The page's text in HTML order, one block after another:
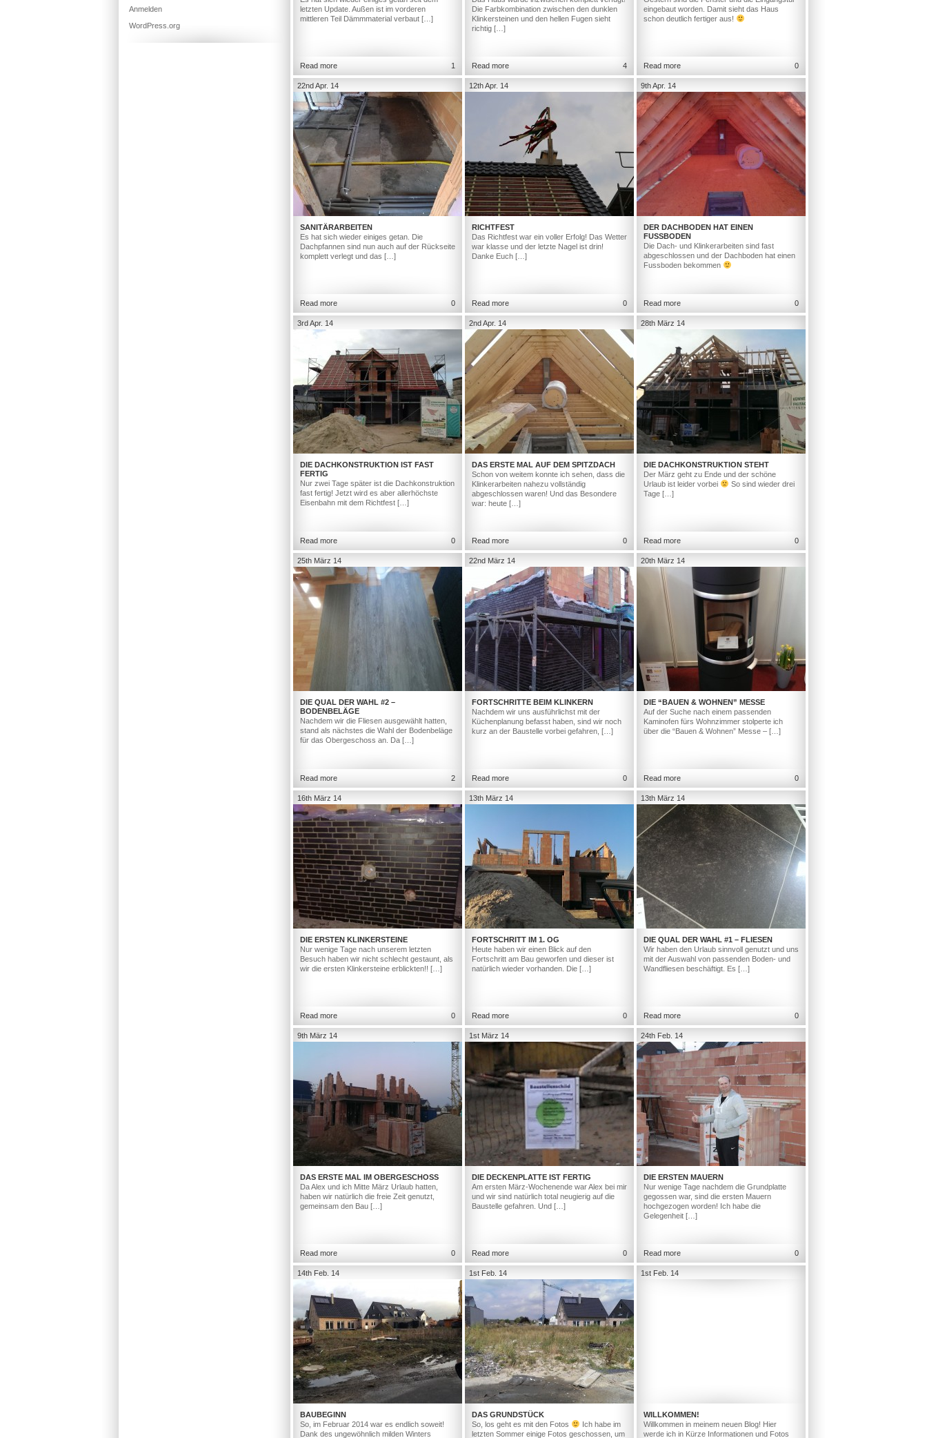
letzten Update. Außen ist im vorderen
mittleren Teil Dämmmaterial verbaut […]
Read more 1
Die Farbkombination zwischen den dunklen
Klinkersteinen und den hellen Fugen sieht
richtig […]
Read more 4
eingebaut worden. Damit sieht das Haus
schon deutlich fertiger aus!
Read more 0
22nd Apr. 14
SANITÄRARBEITEN
Es hat sich wieder einiges getan. Die
Dachpfannen sind nun auch auf der Rückseite
komplett verlegt und das […]
Read more 0
12th Apr. 14
RICHTFEST
Das Richtfest war ein voller Erfolg! Das Wetter
war klasse und der letzte Nagel ist drin!
Danke Euch […]
Read more 0
9th Apr. 14
DER DACHBODEN HAT EINEN
FUSSBODEN
Die Dach- und Klinkerarbeiten sind fast
abgeschlossen und der Dachboden hat einen
Fussboden bekommen
Read more 0
3rd Apr. 14
DIE DACHKONSTRUKTION IST FAST
FERTIG
Nur zwei Tage später ist die Dachkonstruktion
fast fertig! Jetzt wird es aber allerhöchste
Eisenbahn mit dem Richtfest […]
Read more 0
2nd Apr. 14
DAS ERSTE MAL AUF DEM SPITZDACH
Schon von weitem konnte ich sehen, dass die
Klinkerarbeiten nahezu vollständig
abgeschlossen waren! Und das Besondere
war: heute […]
Read more 0
28th März 14
DIE DACHKONSTRUKTION STEHT
Der März geht zu Ende und der schöne
Urlaub ist leider vorbei
So sind wieder drei
Tage […]
Read more 0
25th März 14
DIE QUAL DER WAHL #2 –
BODENBELÄGE
Nachdem wir die Fliesen ausgewählt hatten,
stand als nächstes die Wahl der Bodenbeläge
für das Obergeschoss an. Da […]
Read more 2
22nd März 14
FORTSCHRITTE BEIM KLINKERN
Nachdem wir uns ausführlichst mit der
Küchenplanung befasst haben, sind wir noch
kurz an der Baustelle vorbei gefahren, […]
Read more 0
20th März 14
DIE “BAUEN & WOHNEN” MESSE
Auf der Suche nach einem passenden
Kaminofen fürs Wohnzimmer stolperte ich
über die “Bauen & Wohnen” Messe – […]
Read more 0
16th März 14
DIE ERSTEN KLINKERSTEINE
Nur wenige Tage nach unserem letzten
Besuch haben wir nicht schlecht gestaunt, als
wir die ersten Klinkersteine erblickten!! […]
Read more 0
13th März 14
FORTSCHRITT IM 1. OG
Heute haben wir einen Blick auf den
Fortschritt am Bau geworfen und dieser ist
natürlich wieder vorhanden. Die […]
Read more 0
13th März 14
DIE QUAL DER WAHL #1 – FLIESEN
Wir haben den Urlaub sinnvoll genutzt und uns
mit der Auswahl von passenden Boden- und
Wandfliesen beschäftigt. Es […]
Read more 0
9th März 14
DAS ERSTE MAL IM OBERGESCHOSS
Da Alex und ich Mitte März Urlaub hatten,
haben wir natürlich die freie Zeit genutzt,
gemeinsam den Bau […]
Read more 0
1st März 14
DIE DECKENPLATTE IST FERTIG
Am ersten März-Wochenende war Alex bei mir
und wir sind natürlich total neugierig auf die
Baustelle gefahren. Und […]
Read more 0
24th Feb. 14
DIE ERSTEN MAUERN
Nur wenige Tage nachdem die Grundplatte
gegossen war, sind die ersten Mauern
hochgezogen worden! Ich habe die
Gelegenheit […]
Read more 0
14th Feb. 14
BAUBEGINN
So, im Februar 2014 war es endlich soweit!
Dank des ungewöhnlich milden Winters
1st Feb. 14
DAS GRUNDSTÜCK
So, los geht es mit den Fotos
Ich habe im
letzten Sommer einige Fotos geschossen, um
1st Feb. 14
WILLKOMMEN!
Willkommen in meinem neuen Blog! Hier
werde ich in Kürze Informationen und Fotos
Anmelden
WordPress.org